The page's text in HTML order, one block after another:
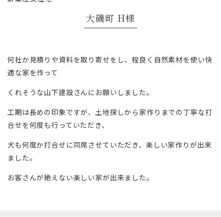
大磯町 H様
何社か見積りや資料を取り寄せをし、程良く自然素材を使い快
適な家を作って
くれそうな山下建設さんにお願いしました。
工期は長めの印象ですが、土地探しから家作りまでの丁寧な打
合せを何度も行っていただき、
犬も何度か打合せに同席させていただき、楽しい家作りが出来
ました。
お客さんが絶えない楽しい家が出来ました。